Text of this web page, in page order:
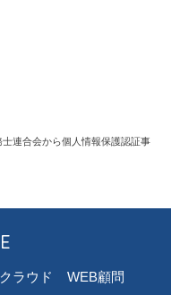
連合会から個人情報保護認証事
ラウド
WEB顧問